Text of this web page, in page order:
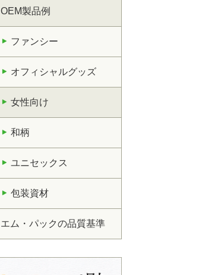
OEM製品例
ファンシー
オフィシャルグッズ
女性向け
和柄
ユニセックス
包装資材
エム・パックの品質基準